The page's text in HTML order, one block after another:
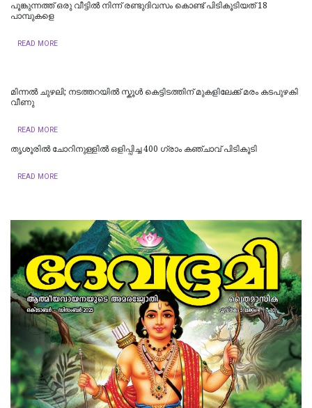
പൂങ്കുന്നത്ത് ഒരു വീട്ടില്‍ നിന്ന് രണ്ടുദിവസം കൊണ്ട് പിടികൂടിയത് 18
പാമ്പുകളെ
READ MORE
മിന്നല്‍ ചുഴലി; നടത്തറയിൽ സ്കൂൾ കെട്ടിടത്തിന് മുകളിലേക്ക് മരം കടപുഴകി
വീണു
READ MORE
തൃശൂരിൽ ചോറിനുള്ളിൽ ഒളിപ്പിച്ച 400 ഗ്രാം കഞ്ചാവ് പിടികൂടി
READ MORE